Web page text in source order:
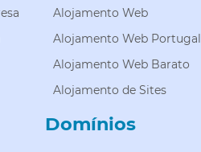
Alojamento Web
Alojamento Web Portugal
Alojamento Web Barato
Alojamento de Sites
Domínios